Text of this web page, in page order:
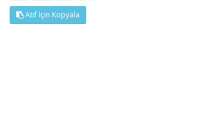
Atıf İçin Kopyala